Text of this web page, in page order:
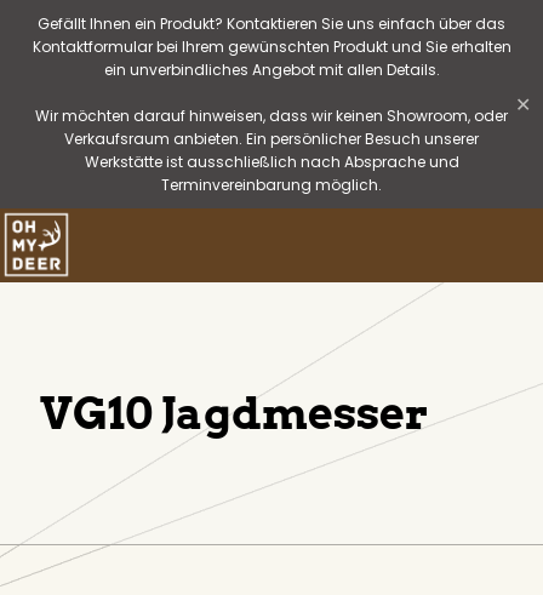
Gefällt Ihnen ein Produkt? Kontaktieren Sie uns einfach über das
Kontaktformular bei Ihrem gewünschten Produkt und Sie erhalten
ein unverbindliches Angebot mit allen Details.
Wir möchten darauf hinweisen, dass wir keinen Showroom, oder
Verkaufsraum anbieten. Ein persönlicher Besuch unserer
Werkstätte ist ausschließlich nach Absprache und
Terminvereinbarung möglich.
✕
VG10 Jagdmesser